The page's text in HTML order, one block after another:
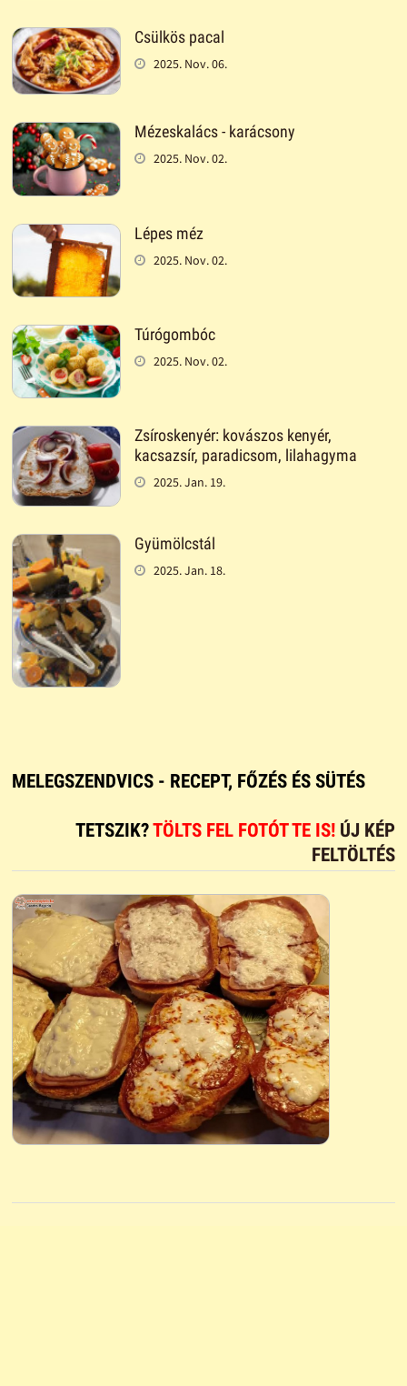
Csülkös pacal
2025. Nov. 06.
Mézeskalács - karácsony
2025. Nov. 02.
Lépes méz
2025. Nov. 02.
Túrógombóc
2025. Nov. 02.
Zsíroskenyér: kovászos kenyér,
kacsazsír, paradicsom, lilahagyma
2025. Jan. 19.
Gyümölcstál
2025. Jan. 18.
MELEGSZENDVICS - RECEPT, FŐZÉS ÉS SÜTÉS
TETSZIK?TÖLTS FEL FOTÓT TE IS! ÚJ KÉP
FELTÖLTÉS